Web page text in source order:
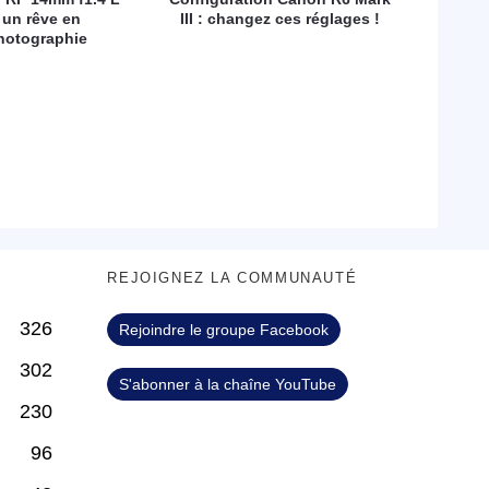
rêve en
III : changez ces réglages !
326
302
230
96
REJOIGNEZ LA COMMUNAUTÉ
Rejoindre le groupe Facebook
S'abonner à la chaîne YouTube